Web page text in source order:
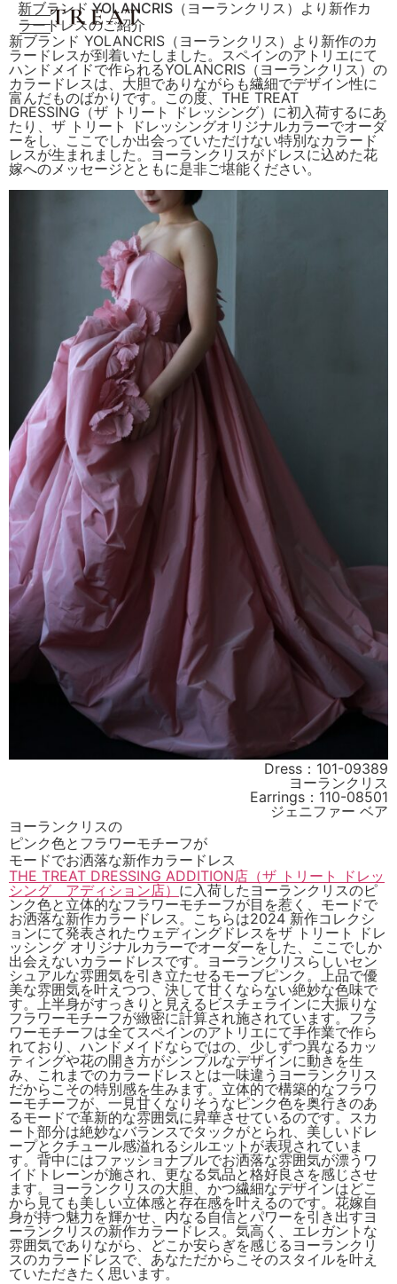
新ブランド YOLANCRIS（ヨーランクリス）より新作カ
ラードレスのご紹介
新ブランド YOLANCRIS（ヨーランクリス）より新作のカ
ラードレスが到着いたしました。スペインのアトリエにて
ハンドメイドで作られるYOLANCRIS（ヨーランクリス）の
カラードレスは、大胆でありながらも繊細でデザイン性に
富んだものばかりです。この度、THE TREAT
DRESSING（ザ トリート ドレッシング）に初入荷するにあ
たり、ザ トリート ドレッシングオリジナルカラーでオーダ
ーをし、ここでしか出会っていただけない特別なカラード
レスが生まれました。ヨーランクリスがドレスに込めた花
嫁へのメッセージとともに是非ご堪能ください。
Dress：101-09389
ヨーランクリス
Earrings：110-08501
ジェニファー ベア
ヨーランクリスの
ピンク色とフラワーモチーフが
モードでお洒落な新作カラードレス
THE TREAT DRESSING ADDITION店（ザ トリート ドレッ
シング アディション店） に入荷したヨーランクリスのピ
ンク色と立体的なフラワーモチーフが目を惹く、モードで
お洒落な新作カラードレス。こちらは2024 新作コレクシ
ョンにて発表されたウェディングドレスをザ トリート ドレ
ッシング オリジナルカラーでオーダーをした、ここでしか
出会えないカラードレスです。ヨーランクリスらしいセン
シュアルな雰囲気を引き立たせるモーブピンク。上品で優
美な雰囲気を叶えつつ、決して甘くならない絶妙な色味で
す。上半身がすっきりと見えるビスチェラインに大振りな
フラワーモチーフが緻密に計算され施されています。フラ
ワーモチーフは全てスペインのアトリエにて手作業で作ら
れており、ハンドメイドならではの、少しずつ異なるカッ
ティングや花の開き方がシンプルなデザインに動きを生
み、これまでのカラードレスとは一味違うヨーランクリス
だからこその特別感を生みます。立体的で構築的なフラワ
ーモチーフが、一見甘くなりそうなピンク色を奥行きのあ
るモードで革新的な雰囲気に昇華させているのです。スカ
ート部分は絶妙なバランスでタックがとられ、美しいドレ
ープとクチュール感溢れるシルエットが表現されていま
す。背中にはファッショナブルでお洒落な雰囲気が漂うワ
イドトレーンが施され、更なる気品と格好良さを感じさせ
ます。ヨーランクリスの大胆、かつ繊細なデザインはどこ
から見ても美しい立体感と存在感を叶えるのです。花嫁自
身が持つ魅力を輝かせ、内なる自信とパワーを引き出すヨ
ーランクリスの新作カラードレス。気高く、エレガントな
雰囲気でありながら、どこか安らぎを感じるヨーランクリ
スのカラードレスで、あなただからこそのスタイルを叶え
ていただきたく思います。